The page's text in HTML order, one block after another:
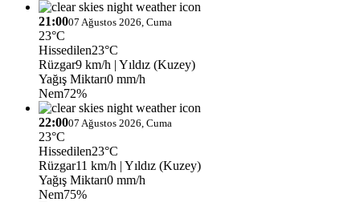
21:0007 Ağustos 2026, Cuma
23°C
Hissedilen23°C
Rüzgar9 km/h | Yıldız (Kuzey)
Yağış Miktarı0 mm/h
Nem72%
22:0007 Ağustos 2026, Cuma
23°C
Hissedilen23°C
Rüzgar11 km/h | Yıldız (Kuzey)
Yağış Miktarı0 mm/h
Nem75%